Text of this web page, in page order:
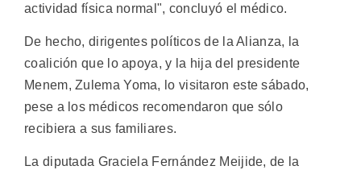
actividad física normal", concluyó el médico.
De hecho, dirigentes políticos de la Alianza, la
coalición que lo apoya, y la hija del presidente
Menem, Zulema Yoma, lo visitaron este sábado,
pese a los médicos recomendaron que sólo
recibiera a sus familiares.
La diputada Graciela Fernández Meijide, de la